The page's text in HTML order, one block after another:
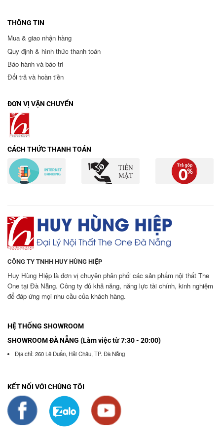
THÔNG TIN
Mua & giao nhận hàng
Quy định & hình thức thanh toán
Bảo hành và bảo trì
Đổi trả và hoàn tiền
ĐƠN VỊ VẬN CHUYỂN
CÁCH THỨC THANH TOÁN
CÔNG TY TNHH HUY HÙNG HIỆP
Huy Hùng Hiệp là đơn vị chuyên phân phối các sản phẩm nội thất The
One tại Đà Nẵng. Công ty đủ khả năng, năng lực tài chính, kinh nghiệm
để đáp ứng mọi nhu cầu của khách hàng.
HỆ THỐNG SHOWROOM
SHOWROOM ĐÀ NẴNG (Làm việc từ 7:30 - 20:00)
Địa chỉ: 260 Lê Duẩn, Hải Châu, TP. Đà Nẵng
KẾT NỐI VỚI CHÚNG TÔI